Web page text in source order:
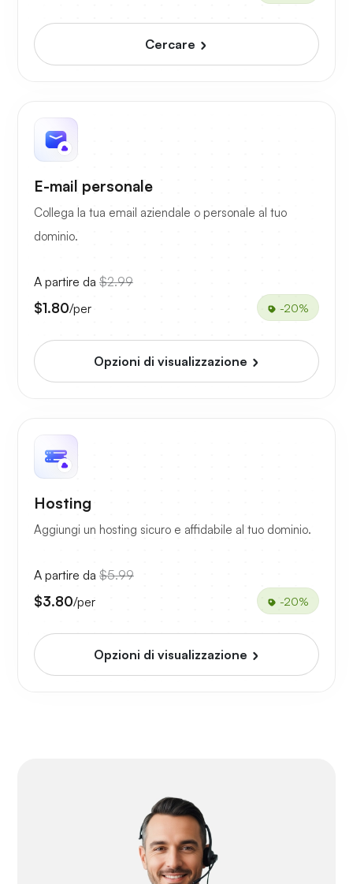
Cercare
E-mail personale
Collega la tua email aziendale o personale al tuo
dominio.
A partire da $2.99
$1.80/per -20%
Opzioni di visualizzazione
Hosting
Aggiungi un hosting sicuro e affidabile al tuo dominio.
A partire da $5.99
$3.80/per -20%
Opzioni di visualizzazione